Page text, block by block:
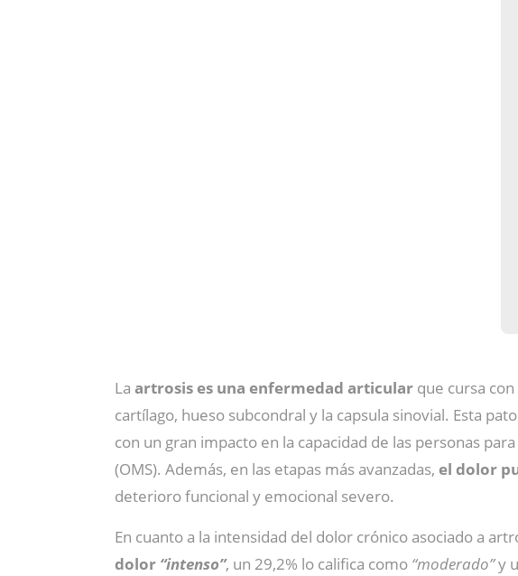
La artrosis es una enfermedad articular que cursa
cartílago, hueso subcondral y la capsula sinovial. Esta
con un gran impacto en la capacidad de las personas
(OMS). Además, en las etapas más avanzadas, el dolor
deterioro funcional y emocional severo.
En cuanto a la intensidad del dolor crónico asociado a
dolor “intenso”, un 29,2% lo califica como “moderado”y